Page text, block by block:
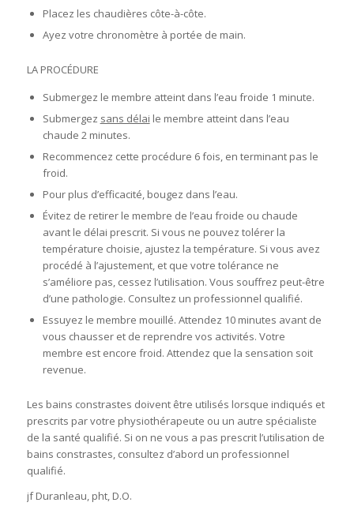
Placez les chaudières côte-à-côte.
Ayez votre chronomètre à portée de main.
LA PROCÉDURE
Submergez le membre atteint dans l’eau froide 1 minute.
Submergez sans délai le membre atteint dans l’eau
chaude 2 minutes.
Recommencez cette procédure 6 fois, en terminant pas le
froid.
Pour plus d’efficacité, bougez dans l’eau.
Évitez de retirer le membre de l’eau froide ou chaude
avant le délai prescrit. Si vous ne pouvez tolérer la
température choisie, ajustez la température. Si vous avez
procédé à l’ajustement, et que votre tolérance ne
s’améliore pas, cessez l’utilisation. Vous souffrez peut-être
d’une pathologie. Consultez un professionnel qualifié.
Essuyez le membre mouillé. Attendez 10 minutes avant de
vous chausser et de reprendre vos activités. Votre
membre est encore froid. Attendez que la sensation soit
revenue.
Les bains constrastes doivent être utilisés lorsque indiqués et
prescrits par votre physiothérapeute ou un autre spécialiste
de la santé qualifié. Si on ne vous a pas prescrit l’utilisation de
bains constrastes, consultez d’abord un professionnel
qualifié.
jf Duranleau, pht, D.O.